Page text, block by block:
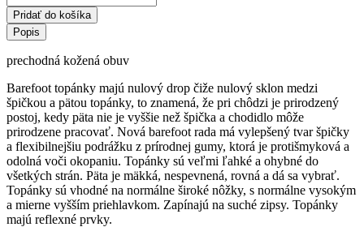
Pridať do košíka
Popis
prechodná kožená obuv
Barefoot topánky majú nulový drop čiže nulový sklon medzi
špičkou a pätou topánky, to znamená, že pri chôdzi je prirodzený
postoj, kedy päta nie je vyššie než špička a chodidlo môže
prirodzene pracovať. Nová barefoot rada má vylepšený tvar špičky
a flexibilnejšiu podrážku z prírodnej gumy, ktorá je protišmyková a
odolná voči okopaniu. Topánky sú veľmi ľahké a ohybné do
všetkých strán. Päta je mäkká, nespevnená, rovná a dá sa vybrať.
Topánky sú vhodné na normálne široké nôžky, s normálne vysokým
a mierne vyšším priehlavkom. Zapínajú na suché zipsy. Topánky
majú reflexné prvky.